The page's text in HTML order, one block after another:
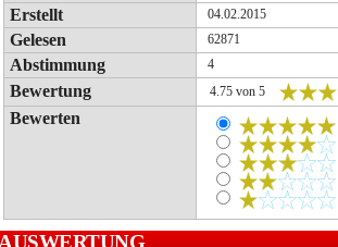
Erstellt 04.02.2015
Gelesen 62871
Abstimmung 4
Bewertung 4.75 von 5
Bewerten
AUSWERTUNG